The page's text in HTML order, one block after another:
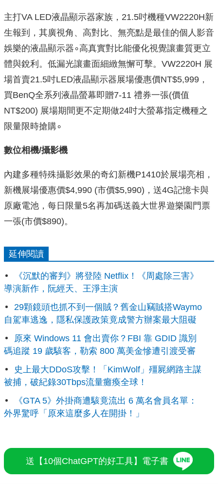
主打VA LED液晶顯示器家族，21.5吋機種VW2220H新
生報到，其廣視角、高對比、無亮點是最佳的個人影音
娛樂的液晶顯示器∘高真實對比能優化視覺讓畫質更立
體與銳利。低漏光讓畫面細緻無懈可擊。VW2220H 展
場首賣21.5吋LED液晶顯示器展場優惠價NT$5,999，
買BenQ全系列液晶螢幕即贈7-11 禮券一張(價值
NT$200) 展場期間更不定期做24吋大螢幕指定機種之
限量限時搶購∘
數位相機/攝影機
內建多種特殊攝影效果的奇幻新機P1410於展場亮相，
新機展場優惠價$4,990 (市價$5,990)，送4G記憶卡與
原廠電池，每日限量5名再加碼送義大世界遊樂園門票
一張(市價$890)。
延伸閱讀
《沉默的審判》將登陸 Netflix！《周處除三害》
導演新作，阮經天、王淨主演
29顆鏡頭也抓不到一個賊？舊金山竊賊搭Waymo
自駕車逃逸，隱私保護政策竟成警方辦案最大阻礙
原來 Windows 11 會出賣你？FBI 靠 GDID 識別
碼追蹤 19 歲駭客，勒索 800 萬美金慘遭引渡受審
史上最大DDoS攻擊！「KimWolf」殭屍網路主謀
被捕，破紀錄30Tbps流量癱瘓全球！
《GTA 5》外掛商遭駭竟流出 6 萬名會員名單：
外界驚呼「原來這麼多人在開掛！」
送【10個ChatGPT的好工具】電子書